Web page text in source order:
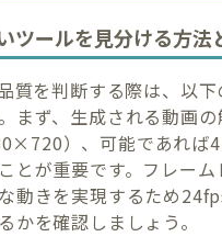
ツールを見分ける方法
質を判断する際は、以
まず、生成される動画
）、可能であれば
とが重要です。フレーム
動きを実現するため
かを確認しましょう。